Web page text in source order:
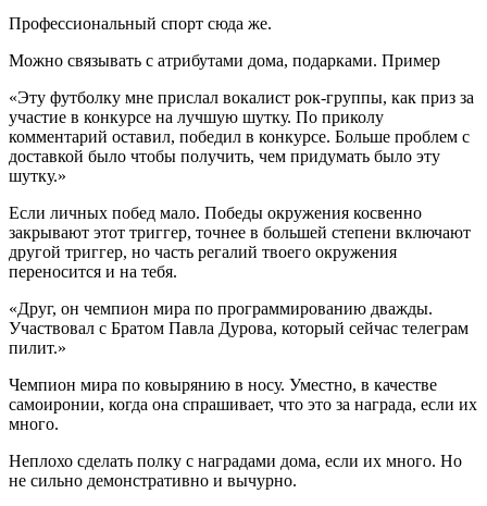
Профессиональный спорт сюда же.
Можно связывать с атрибутами дома, подарками. Пример
«Эту футболку мне прислал вокалист рок-группы, как приз за
участие в конкурсе на лучшую шутку. По приколу
комментарий оставил, победил в конкурсе. Больше проблем с
доставкой было чтобы получить, чем придумать было эту
шутку.»
Если личных побед мало. Победы окружения косвенно
закрывают этот триггер, точнее в большей степени включают
другой триггер, но часть регалий твоего окружения
переносится и на тебя.
«Друг, он чемпион мира по программированию дважды.
Участвовал с Братом Павла Дурова, который сейчас телеграм
пилит.»
Чемпион мира по ковырянию в носу. Уместно, в качестве
самоиронии, когда она спрашивает, что это за награда, если их
много.
Неплохо сделать полку с наградами дома, если их много. Но
не сильно демонстративно и вычурно.